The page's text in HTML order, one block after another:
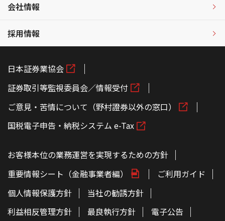
会社情報
採用情報
日本証券業協会
証券取引等監視委員会／情報受付
ご意見・苦情について（野村證券以外の窓口）
国税電子申告・納税システム e-Tax
お客様本位の業務運営を実現するための方針
重要情報シート（金融事業者編）
ご利用ガイド
個人情報保護方針
当社の勧誘方針
利益相反管理方針
最良執行方針
電子公告